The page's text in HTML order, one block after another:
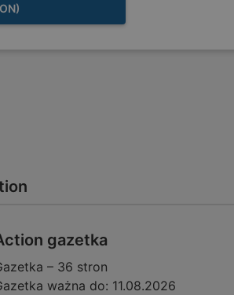
gazetka
– 36 stron
ważna do: 11.08.2026